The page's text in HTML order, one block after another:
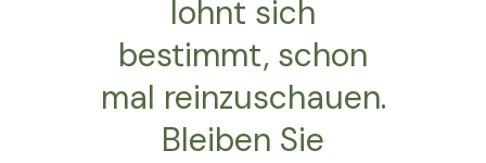
lohnt sich
bestimmt, schon
mal reinzuschauen.
Bleiben Sie